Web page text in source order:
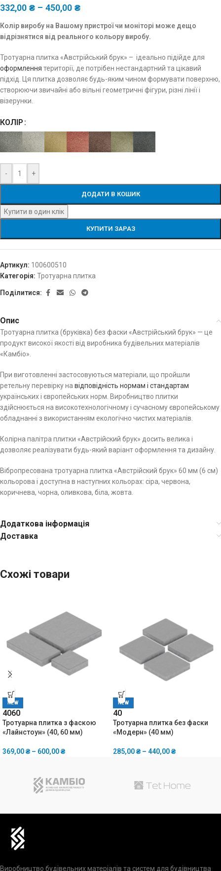
332,00 ₴ – 450,00 ₴
Колір виробу на Вашому пристрої чи моніторі може дещо
відрізнятися від реального кольору виробу.
Тротуарна плитка «Австрійський брук» – ідеально підійде для
оформлення території, де потрібен нестандартний та цікавий
підхід. Ця плитка дозволяє будь-яким чином формувати поверхню,
створюючи звичайні або вільні геометричні фігури, різні лінії і
візерунки.
КОЛІР
- +
ДОДАТИ В КОШИК
Купити в один клік
КУПИТИ ЗАРАЗ
Артикул: 100600510
Категорія: Тротуарна плитка
Поділитися:
Опис
Тротуарна плитка (бруківка) без фаски «Австрійський брук» — це
продукт високої якості від виробника будівельних матеріалів
«Камбіо».
При виготовленні застосовуються матеріали, що пройшли
ретельну перевірку на відповідність нормам і стандартам
українських і європейських норм. Виробництво плитки
здійснюється на високотехнологічному і сучасному європейському
обладнанні з використанням екологічно чистих матеріалів.
Колірна палітра плитки «Австрійский брук» досить велика і
дозволяє реалізувати будь-який варіант оформлення та дизайну.
Вібропресована тротуарна плитка «Австрійский брук» 60 мм (6 см)
кольорова і доступна в наступних кольорах: сіра, червона,
коричнева, чорна, оливкова, біла, жовта.
Додаткова інформація
Доставка
Схожі товари
NEW
4060
Тротуарна плитка з фаскою
«Лайнстоун» (40, 60 мм)
369,00₴ – 600,00₴
NEW
40
Тротуарна плитка без фаски
«Модерн» (40 мм)
285,00₴ – 440,00₴
Виробництво будівельних матеріалів та систем для будівництва